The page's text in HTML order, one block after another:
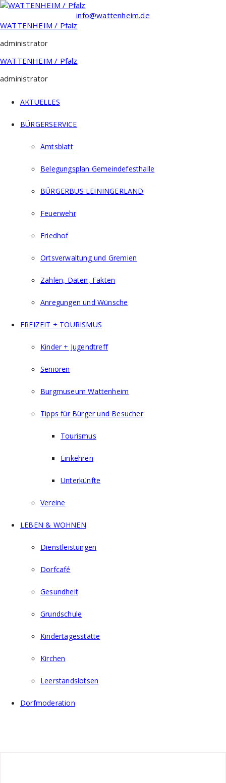
Zum
springen
info@wattenheim.de
WATTENHEIM / Pfalz
administrator
WATTENHEIM / Pfalz
administrator
AKTUELLES
BÜRGERSERVICE
Amtsblatt
Belegungsplan Gemeindefesthalle
BÜRGERBUS LEININGERLAND
Feuerwehr
Friedhof
Ortsverwaltung und Gremien
Zahlen, Daten, Fakten
Anregungen und Wünsche
FREIZEIT + TOURISMUS
Kinder + Jugendtreff
Senioren
Burgmuseum Wattenheim
Tipps für Bürger und Besucher
Tourismus
Einkehren
Unterkünfte
Vereine
LEBEN & WOHNEN
Dienstleistungen
Dorfcafé
Gesundheit
Grundschule
Kindertagesstätte
Kirchen
Leerstandslotsen
Dorfmoderation